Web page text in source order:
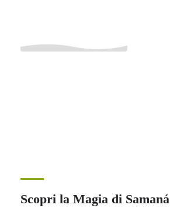
Scopri la Magia di Samaná